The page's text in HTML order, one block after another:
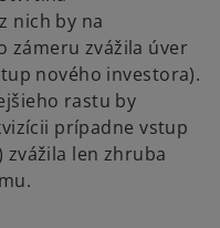
nich by na
zámeru zvážila úver
nového investora).
rastu by
prípadne vstup
len zhruba